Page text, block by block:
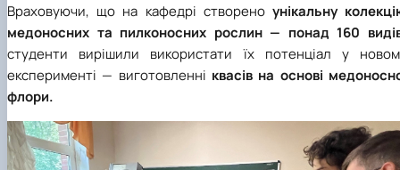
Враховуючи, що на кафедрі створено унікальну
медоносних та пилконосних рослин — понад 160
студенти вирішили використати їх потенціал у
експерименті — виготовленні квасів на основі
флори.